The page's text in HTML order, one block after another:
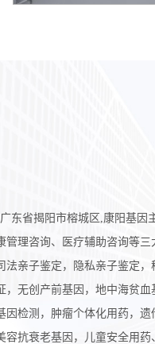
省揭阳市榕城区,康阳基因
理咨询、医疗辅助咨询等三
亲子鉴定，隐私亲子鉴定
，无创产前基因，地中海贫
因检测，肿瘤个体化用药，
抗衰老基因，儿童安全用药